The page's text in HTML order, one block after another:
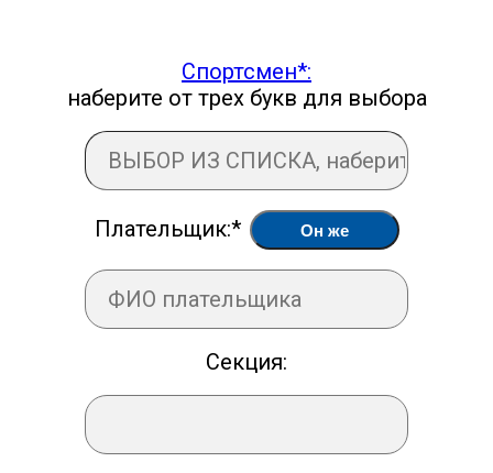
Спортсмен*:
наберите от трех букв для выбора
Плательщик:* Он же
Секция: